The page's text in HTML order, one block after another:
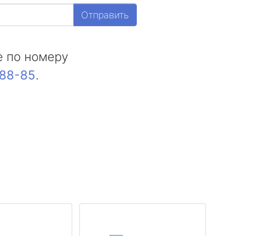
Отправить
по номеру
85.